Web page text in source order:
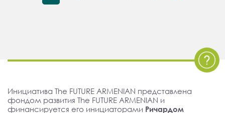
Инициатива The FUTURE ARMENIAN представлена
фондом развития The FUTURE ARMENIAN и
финансируется его инициаторами Ричардом